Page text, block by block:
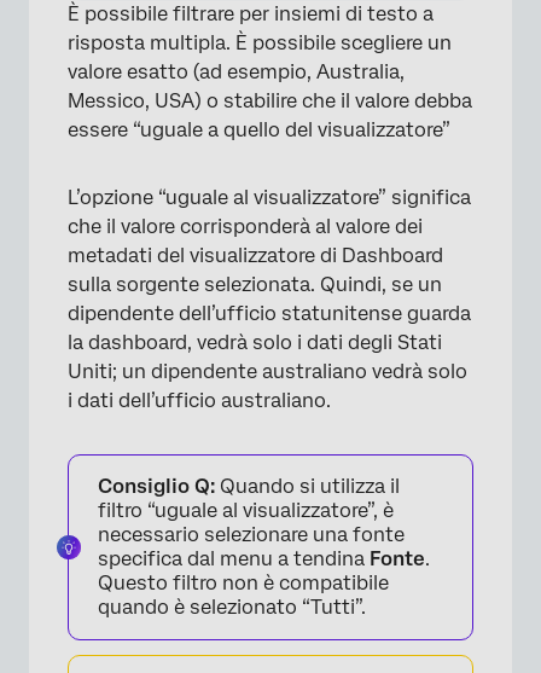
×
×
È possibile filtrare per insiemi di testo a
risposta multipla. È possibile scegliere un
valore esatto (ad esempio, Australia,
Messico, USA) o stabilire che il valore debba
essere “uguale a quello del visualizzatore”
L’opzione “uguale al visualizzatore” significa
che il valore corrisponderà al valore dei
metadati del visualizzatore di Dashboard
sulla sorgente selezionata. Quindi, se un
dipendente dell’ufficio statunitense guarda
la dashboard, vedrà solo i dati degli Stati
Uniti; un dipendente australiano vedrà solo
i dati dell’ufficio australiano.
Consiglio Q: Quando si utilizza il
filtro “uguale al visualizzatore”, è
necessario selezionare una fonte
specifica dal menu a tendina Fonte.
Questo filtro non è compatibile
quando è selezionato “Tutti”.